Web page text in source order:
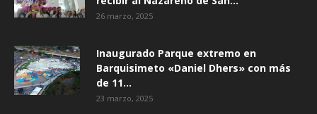
26 marzo, 2025
Inaugurado Parque extremo en
Barquisimeto «Daniel Dhers» con más
de 11...
23 marzo, 2025